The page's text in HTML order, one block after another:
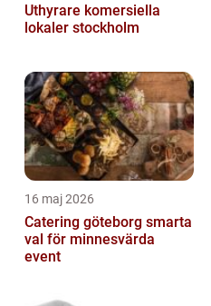
Uthyrare komersiella
lokaler stockholm
16 maj 2026
Catering göteborg smarta
val för minnesvärda
event